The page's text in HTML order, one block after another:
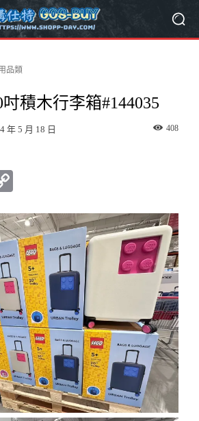
品類
積木行李箱#144035
年 5 月 18 日 408
y
Li
nk